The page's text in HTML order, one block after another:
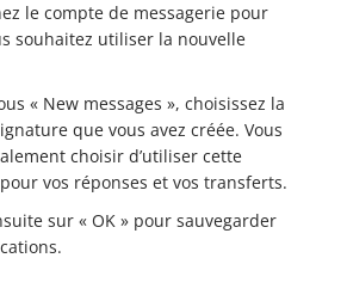
le compte de messagerie pour
souhaitez utiliser la nouvelle
« New messages », choisissez la
que vous avez créée. Vous
choisir d’utiliser cette
vos réponses et vos transferts.
sur « OK » pour sauvegarder